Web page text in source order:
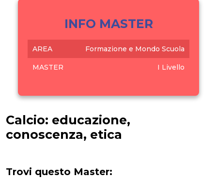
INFO MASTER
AREA Formazione e Mondo Scuola
MASTER I Livello
Calcio: educazione,
conoscenza, etica
Trovi questo Master: